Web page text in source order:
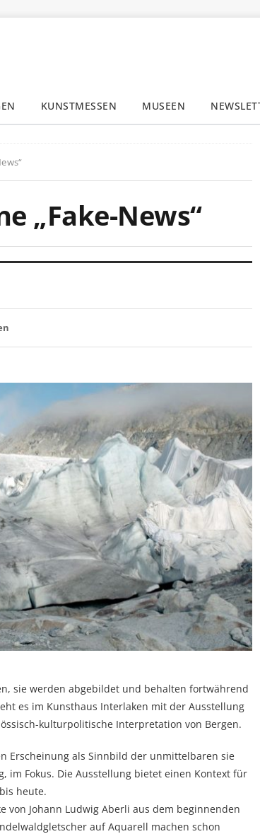
KUNSTMESSEN MUSEEN
„Fake-News“
sie werden abgebildet und behalten fortwährend
es im Kunsthaus Interlaken mit der Ausstellung
kulturpolitische Interpretation von Bergen.
Erscheinung als Sinnbild der unmittelbaren sie
im Fokus. Die Ausstellung bietet einen Kontext für
heute.
von Johann Ludwig Aberli aus dem beginnenden
auf Aquarell machen schon